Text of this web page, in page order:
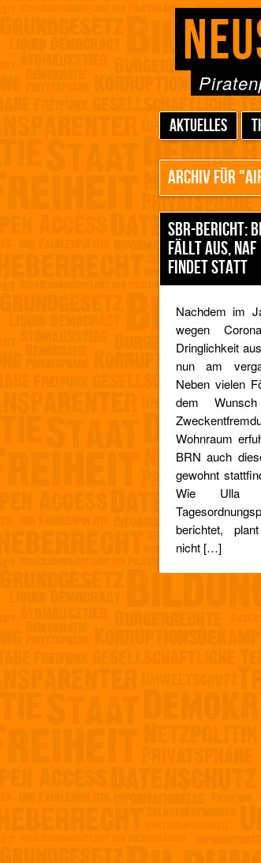
AKTUELLES
ARCHIV FÜR
SBR-BERICHT:
FÄLLT AUS, NAF
FINDET STATT
Nachdem im
wegen
Dringlichkeit
nun am
Neben vielen
dem
Wohnraum
BRN auch
gewohnt
Wie Ulla
berichtet,
nicht […]